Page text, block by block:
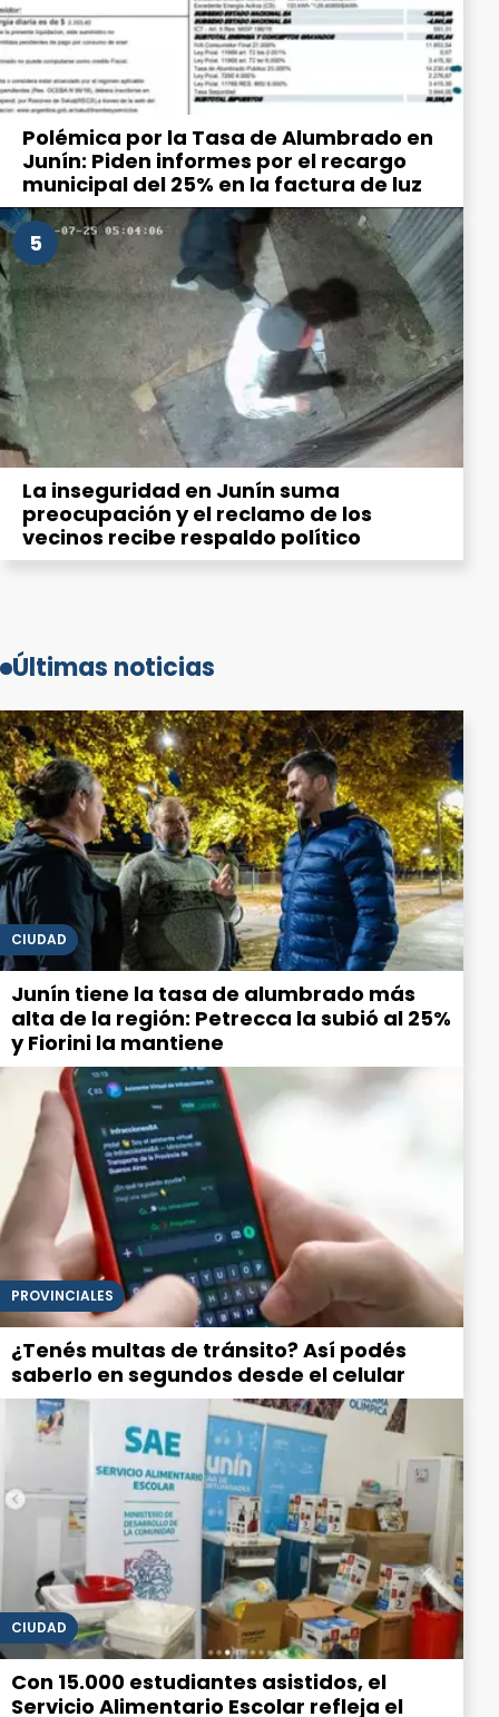
Polémica por la Tasa de Alumbrado en
Junín: Piden informes por el recargo
municipal del 25% en la factura de luz
5
La inseguridad en Junín suma
preocupación y el reclamo de los
vecinos recibe respaldo político
Últimas noticias
CIUDAD
Junín tiene la tasa de alumbrado más
alta de la región: Petrecca la subió al 25%
y Fiorini la mantiene
PROVINCIALES
¿Tenés multas de tránsito? Así podés
saberlo en segundos desde el celular
CIUDAD
Con 15.000 estudiantes asistidos, el
Servicio Alimentario Escolar refleja el